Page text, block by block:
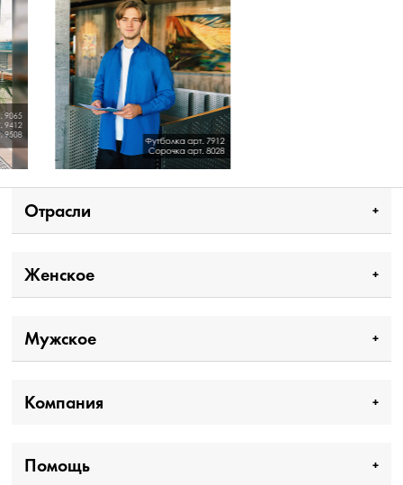
Отрасли
Женское
Мужское
Компания
Помощь